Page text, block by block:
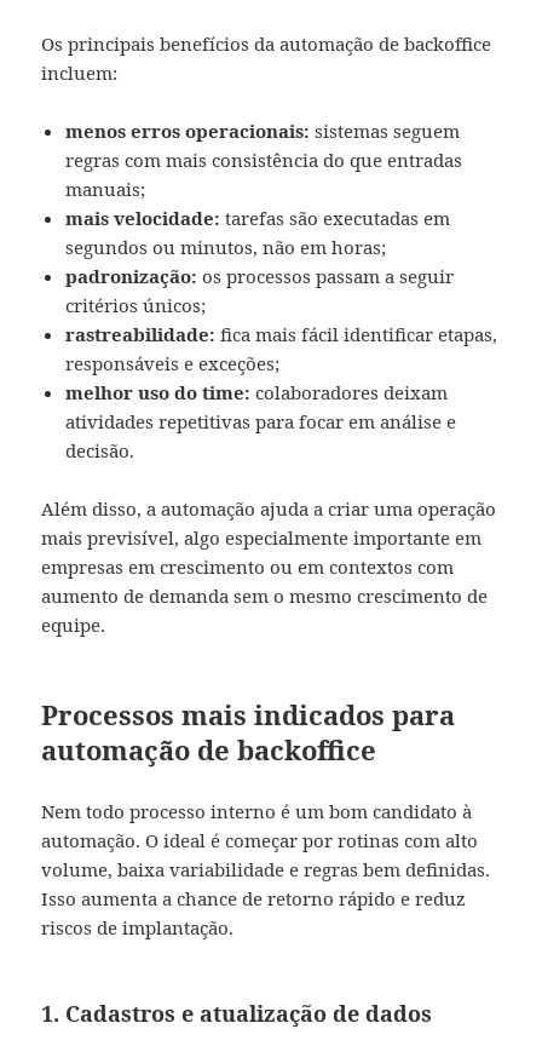
Os principais benefícios da automação de backoffice
incluem:
menos erros operacionais: sistemas seguem
regras com mais consistência do que entradas
manuais;
mais velocidade: tarefas são executadas em
segundos ou minutos, não em horas;
padronização: os processos passam a seguir
critérios únicos;
rastreabilidade: fica mais fácil identificar etapas,
responsáveis e exceções;
melhor uso do time: colaboradores deixam
atividades repetitivas para focar em análise e
decisão.
Além disso, a automação ajuda a criar uma operação
mais previsível, algo especialmente importante em
empresas em crescimento ou em contextos com
aumento de demanda sem o mesmo crescimento de
equipe.
Processos mais indicados para
automação de backoffice
Nem todo processo interno é um bom candidato à
automação. O ideal é começar por rotinas com alto
volume, baixa variabilidade e regras bem definidas.
Isso aumenta a chance de retorno rápido e reduz
riscos de implantação.
1. Cadastros e atualização de dados